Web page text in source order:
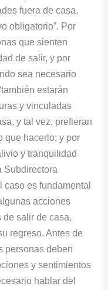
fuera de casa,
obligatorio”. Por
que sienten
de salir, y por
sea necesario
estarán
y vinculadas
y tal vez, prefieran
que hacerlo; y por
y tranquilidad
Subdirectora
caso es fundamental
acciones
de salir de casa,
regreso. Antes de
personas deben
y sentimientos
hablar del